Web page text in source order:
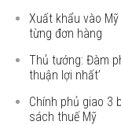
Xuất khẩu vào
từng đơn hàng
Thủ tướng: Đàm
thuận lợi nhất’
Chính phủ giao 3
sách thuế Mỹ